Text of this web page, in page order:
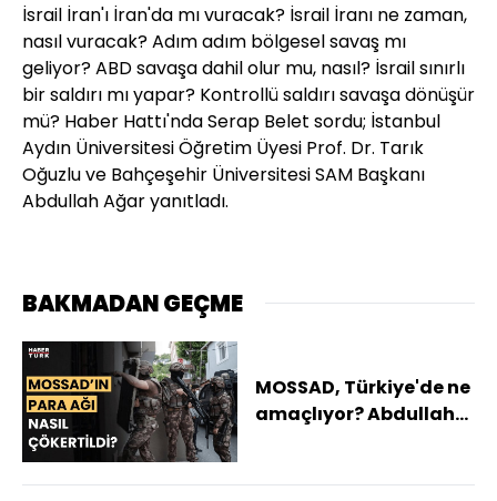
İsrail İran'ı İran'da mı vuracak? İsrail İranı ne zaman,
nasıl vuracak? Adım adım bölgesel savaş mı
geliyor? ABD savaşa dahil olur mu, nasıl? İsrail sınırlı
bir saldırı mı yapar? Kontrollü saldırı savaşa dönüşür
mü? Haber Hattı'nda Serap Belet sordu; İstanbul
Aydın Üniversitesi Öğretim Üyesi Prof. Dr. Tarık
Oğuzlu ve Bahçeşehir Üniversitesi SAM Başkanı
Abdullah Ağar yanıtladı.
BAKMADAN GEÇME
MOSSAD, Türkiye'de ne
amaçlıyor? Abdullah